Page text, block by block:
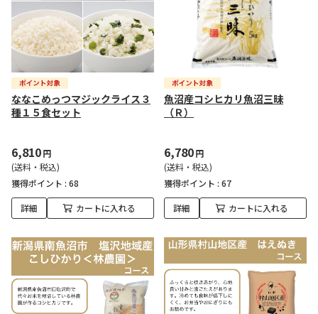
ななこめっつマジックライス３
種１５食セット
6,810円
(送料・税込)
獲得ポイント : 68
詳細 カートに入れる
魚沼産コシヒカリ魚沼三昧
（Ｒ）
6,780円
(送料・税込)
獲得ポイント : 67
詳細 カートに入れる